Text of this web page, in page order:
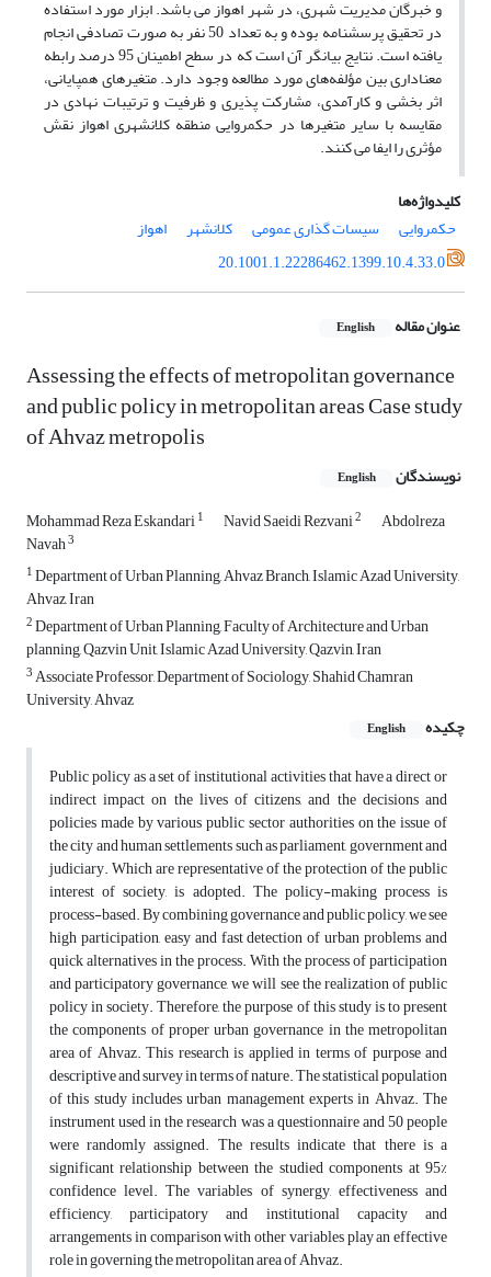
و خبرگان مدیریت شهری، در شهر اهواز می باشد. ابزار مورد استفاده
در تحقیق پرسشنامه بوده و به تعداد 50 نفر به صورت تصادفی انجام
یافته است. نتایج بیانگر آن است که در سطح اطمینان 95 درصد رابطه
معناداری بین مؤلفه‌های مورد مطالعه وجود دارد. متغیرهای همپایانی،
اثر بخشی و کارآمدی، مشارکت پذیری و ظرفیت و ترتیبات نهادی در
مقایسه با سایر متغیرها در حکمروایی منطقه کلانشهری اهواز نقش
مؤثری را ایفا می کنند.
کلیدواژه‌ها
حکمروایی
سیسات گذاری عمومی کلانشهر
اهواز
20.1001.1.22286462.1399.10.4.33.0
عنوان مقاله English
Assessing the effects of metropolitan governance
and public policy in metropolitan areas Case study
of Ahvaz metropolis
نویسندگان English
Mohammad Reza Eskandari1 Navid Saeidi Rezvani2 Abdolreza
Navah3
1Department of Urban Planning, Ahvaz Branch, Islamic Azad University,
Ahvaz, Iran
2Department of Urban Planning, Faculty of Architecture and Urban
planning, Qazvin Unit, Islamic Azad University, Qazvin, Iran
3Associate Professor, Department of Sociology, Shahid Chamran
University, Ahvaz
چکیده
English
Public policy as a set of institutional activities that have a direct or
indirect impact on the lives of citizens, and the decisions and
policies made by various public sector authorities on the issue of
the city and human settlements such as parliament, government and
judiciary. Which are representative of the protection of the public
interest of society, is adopted. The policy-making process is
process-based. By combining governance and public policy, we see
high participation, easy and fast detection of urban problems and
quick alternatives in the process. With the process of participation
and participatory governance, we will see the realization of public
policy in society. Therefore, the purpose of this study is to present
the components of proper urban governance in the metropolitan
area of Ahvaz. This research is applied in terms of purpose and
descriptive and survey in terms of nature. The statistical population
of this study includes urban management experts in Ahvaz. The
instrument used in the research was a questionnaire and 50 people
were randomly assigned. The results indicate that there is a
significant relationship between the studied components at 95%
confidence level. The variables of synergy, effectiveness and
efficiency, participatory and institutional capacity and
arrangements in comparison with other variables play an effective
role in governing the metropolitan area of Ahvaz.